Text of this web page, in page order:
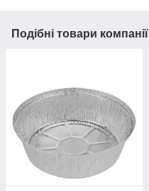
Подібні товари компанії